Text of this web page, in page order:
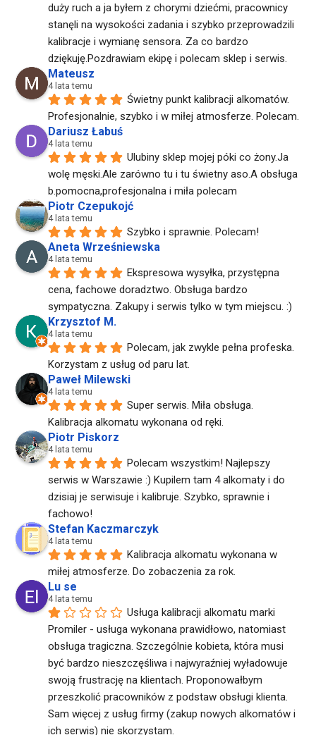
duży ruch a ja byłem z chorymi dziećmi, pracownicy
stanęli na wysokości zadania i szybko przeprowadzili
kalibracje i wymianę sensora. Za co bardzo
dziękuję.Pozdrawiam ekipę i polecam sklep i serwis.
Mateusz
4 lata temu
Świetny punkt kalibracji alkomatów.
Profesjonalnie, szybko i w miłej atmosferze. Polecam.
Dariusz Łabuś
4 lata temu
Ulubiny sklep mojej póki co żony.Ja
wolę męski.Ale zarówno tu i tu świetny aso.A obsługa
b.pomocna,profesjonalna i miła polecam
Piotr Czepukojć
4 lata temu
Szybko i sprawnie. Polecam!
Aneta Wrześniewska
4 lata temu
Ekspresowa wysyłka, przystępna
cena, fachowe doradztwo. Obsługa bardzo
sympatyczna. Zakupy i serwis tylko w tym miejscu. :)
Krzysztof M.
4 lata temu
Polecam, jak zwykle pełna profeska.
Korzystam z usług od paru lat.
Paweł Milewski
4 lata temu
Super serwis. Miła obsługa.
Kalibracja alkomatu wykonana od ręki.
Piotr Piskorz
4 lata temu
Polecam wszystkim! Najlepszy
serwis w Warszawie :) Kupilem tam 4 alkomaty i do
dzisiaj je serwisuje i kalibruje. Szybko, sprawnie i
fachowo!
Stefan Kaczmarczyk
4 lata temu
Kalibracja alkomatu wykonana w
miłej atmosferze. Do zobaczenia za rok.
Lu se
4 lata temu
Usługa kalibracji alkomatu marki
Promiler - usługa wykonana prawidłowo, natomiast
obsługa tragiczna. Szczególnie kobieta, która musi
być bardzo nieszczęśliwa i najwyraźniej wyładowuje
swoją frustrację na klientach. Proponowałbym
przeszkolić pracowników z podstaw obsługi klienta.
Sam więcej z usług firmy (zakup nowych alkomatów i
ich serwis) nie skorzystam.